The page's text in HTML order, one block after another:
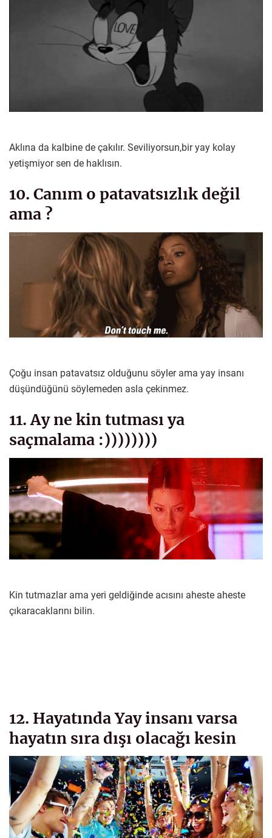
Aklına da kalbine de çakılır. Seviliyorsun,bir yay kolay
yetişmiyor sen de haklısın.
10. Canım o patavatsızlık değil
ama ?
Çoğu insan patavatsız olduğunu söyler ama yay insanı
düşündüğünü söylemeden asla çekinmez.
11. Ay ne kin tutması ya
saçmalama :))))))))
Kin tutmazlar ama yeri geldiğinde acısını aheste aheste
çıkaracaklarını bilin.
12. Hayatında Yay insanı varsa
hayatın sıra dışı olacağı kesin